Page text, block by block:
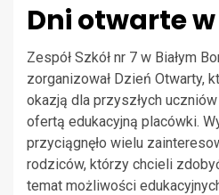
Dni otwarte
Zespół Szkół nr 7 w Białym
zorganizował Dzień Otwarty,
okazją dla przyszłych
ofertą edukacyjną placówki.
przyciągnęło wielu
rodziców, którzy chcieli
temat możliwości